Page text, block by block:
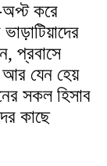
করে
প্রবাসে
আর যেন হেয়
সকল হিসাব
কাছে